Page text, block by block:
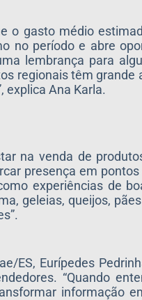
o gasto médio
no período e abre
lembrança para
regionais têm
explica Ana Karla.
na venda de
presença em
experiências de
geleias, queijos,
ES, Eurípedes
“Quando
informação